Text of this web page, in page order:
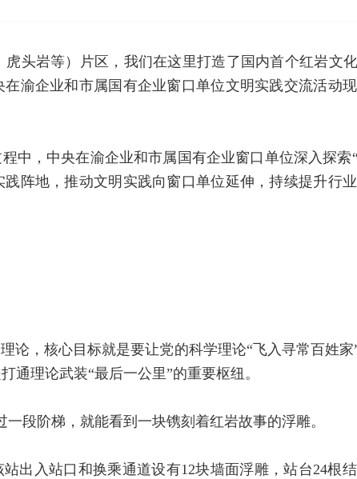
虎头岩等）片区，我们在这里打造了国内首个红岩文
渝企业和市属国有企业窗口单位文明实践交流活动
中，中央在渝企业和市属国有企业窗口单位深入探索
阵地，推动文明实践向窗口单位延伸，持续提升行
论，核心目标就是要让党的科学理论“飞入寻常百姓
通理论武装“最后一公里”的重要枢纽。
段阶梯，就能看到一块镌刻着红岩故事的浮雕。
出入站口和换乘通道设有12块墙面浮雕，站台24根